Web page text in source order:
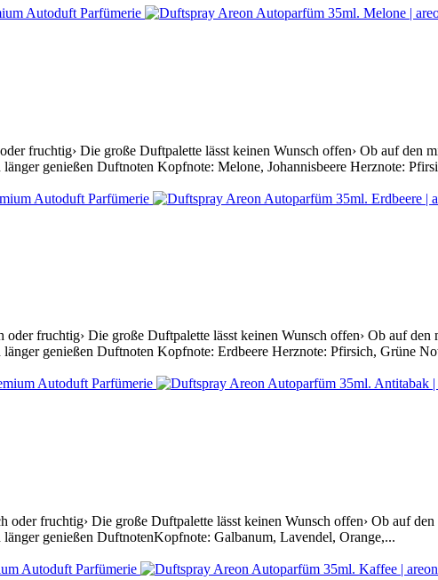
fruchtig› Die große Duftpalette lässt keinen Wunsch offen› Ob auf den
genießen Duftnoten Kopfnote: Melone, Johannisbeere Herznote:
fruchtig› Die große Duftpalette lässt keinen Wunsch offen› Ob auf
genießen Duftnoten Kopfnote: Erdbeere Herznote: Pfirsich, Grüne
fruchtig› Die große Duftpalette lässt keinen Wunsch offen› Ob auf
genießen DuftnotenKopfnote: Galbanum, Lavendel, Orange,...